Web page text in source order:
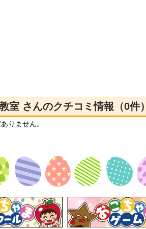
室 さんのクチコミ情報（0件
りません。